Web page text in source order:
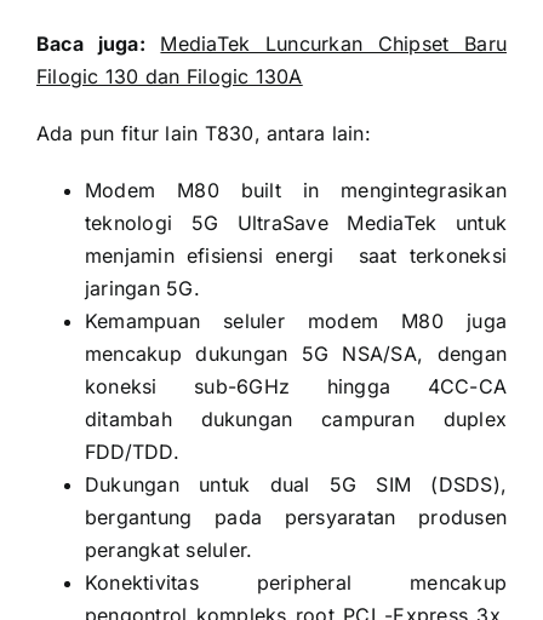
Baca juga:
MediaTek Luncurkan Chipset Baru
Filogic 130 dan Filogic 130A
Ada pun fitur lain T830, antara lain:
Modem M80 built in mengintegrasikan
teknologi 5G UltraSave MediaTek untuk
menjamin efisiensi energi saat terkoneksi
jaringan 5G.
Kemampuan seluler modem M80 juga
mencakup dukungan 5G NSA/SA, dengan
koneksi sub-6GHz hingga 4CC-CA
ditambah dukungan campuran duplex
FDD/TDD.
Dukungan untuk dual 5G SIM (DSDS),
bergantung pada persyaratan produsen
perangkat seluler.
Konektivitas peripheral mencakup
pengontrol kompleks root PCI -Express 3x,